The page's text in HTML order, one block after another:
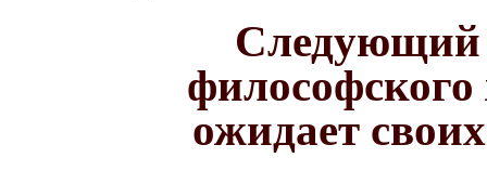
Следующий
ожидает